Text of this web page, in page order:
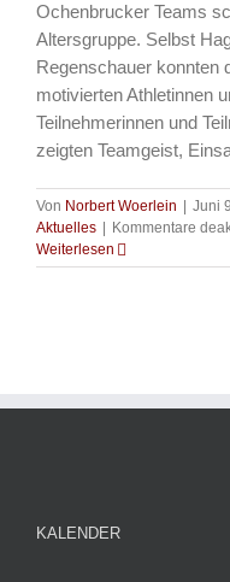
Ochenbrucker Teams
Altersgruppe. Selbst
Regenschauer konnten
motivierten Athletinnen
Teilnehmerinnen und
zeigten Teamgeist,
Von Norbert Woerlein Juni
Aktuelles
Kommentare
Weiterlesen
KALENDER